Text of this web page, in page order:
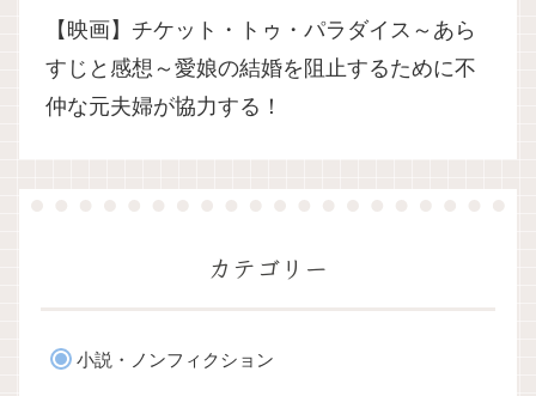
【映画】チケット・トゥ・パラダイス～あら
すじと感想～愛娘の結婚を阻止するために不
仲な元夫婦が協力する！
カテゴリー
小説・ノンフィクション